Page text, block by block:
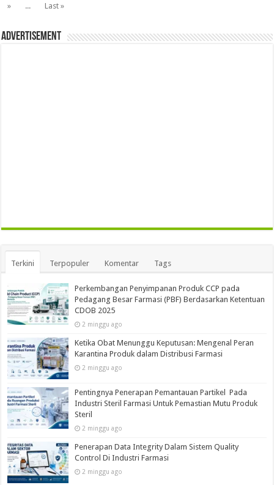
»
... Last »
Advertisement
Terkini Terpopuler Komentar Tags
Perkembangan Penyimpanan Produk CCP pada
Pedagang Besar Farmasi (PBF) Berdasarkan Ketentuan
CDOB 2025
2 minggu ago
Ketika Obat Menunggu Keputusan: Mengenal Peran
Karantina Produk dalam Distribusi Farmasi
2 minggu ago
Pentingnya Penerapan Pemantauan Partikel Pada
Industri Steril Farmasi Untuk Pemastian Mutu Produk
Steril
2 minggu ago
Penerapan Data Integrity Dalam Sistem Quality
Control Di Industri Farmasi
2 minggu ago